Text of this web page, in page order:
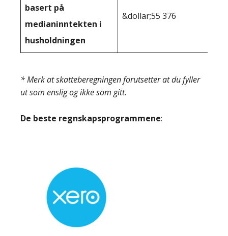
basert på
medianinntekten i
husholdningen
&dollar;55 376
* Merk at skatteberegningen forutsetter at du fyller
ut som enslig og ikke som gitt.
De beste regnskapsprogrammene: